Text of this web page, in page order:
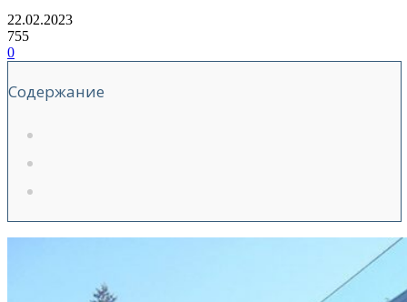
22.02.2023
755
0
Содержание